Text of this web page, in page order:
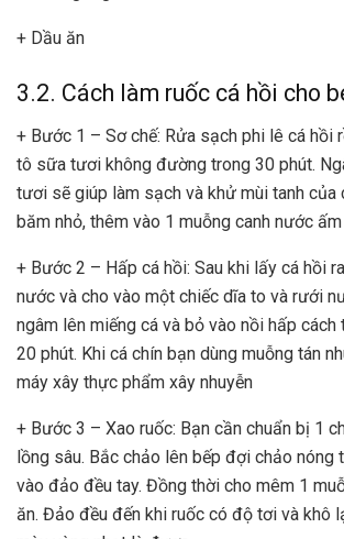
+ Dầu ăn
3.2. Cách làm ruốc cá hồi cho
+ Bước 1 – Sơ chế: Rửa sạch phi lê cá hồi
tô sữa tươi không đường trong 30 phút.
tươi sẽ giúp làm sạch và khử mùi tanh của
băm nhỏ, thêm vào 1 muỗng canh nước
+ Bước 2 – Hấp cá hồi: Sau khi lấy cá hồi
nước và cho vào một chiếc dĩa to và rưới
ngâm lên miếng cá và bỏ vào nồi hấp cách
20 phút. Khi cá chín bạn dùng muỗng tán
máy xây thực phẩm xây nhuyễn
+ Bước 3 – Xao ruốc: Bạn cần chuẩn bị 1
lồng sâu. Bắc chảo lên bếp đợi chảo nóng
vào đảo đều tay. Đồng thời cho mêm 1
ăn. Đảo đều đến khi ruốc có độ tơi và khô